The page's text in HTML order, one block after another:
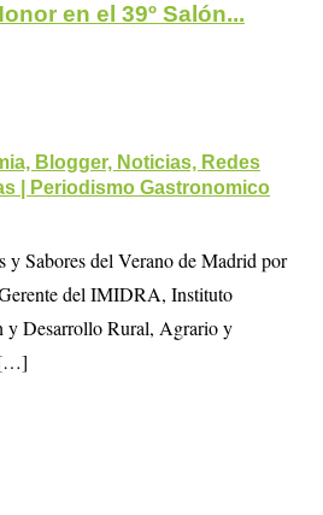
en el 39º Salón...
Blogger, Noticias, Redes
| Periodismo Gastronomico
Sabores del Verano de Madrid por
del IMIDRA, Instituto
y Desarrollo Rural, Agrario y
[…]